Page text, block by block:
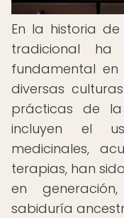
En la historia
tradicional ha
fundamental
diversas
prácticas de la
incluyen el
medicinales,
terapias, han
en
sabiduría